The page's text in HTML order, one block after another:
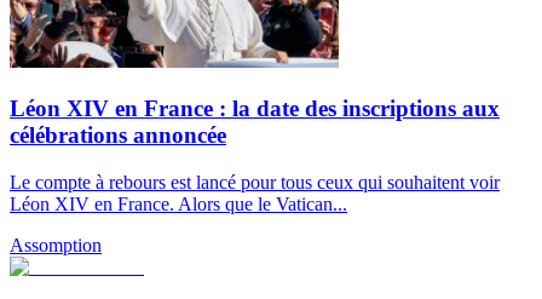
Léon XIV en France : la date des inscriptions aux
célébrations annoncée
Le compte à rebours est lancé pour tous ceux qui souhaitent voir
Léon XIV en France. Alors que le Vatican...
Assomption